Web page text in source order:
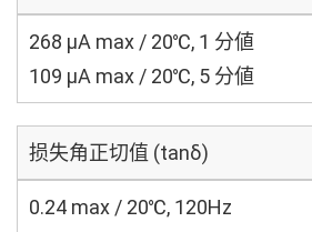
268 μA max / 20℃, 1 分値
109 μA max / 20℃, 5 分値
损失角正切值 (tanδ)
0.24 max / 20℃, 120Hz